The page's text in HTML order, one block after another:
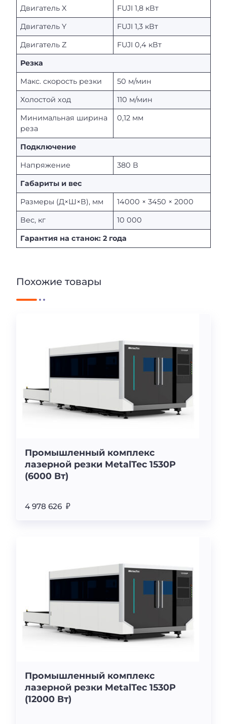
Двигатель X
FUJI 1,8 кВт
Двигатель Y
FUJI 1,3 кВт
Двигатель Z
FUJI 0,4 кВт
Резка
Макс. скорость резки
50 м/мин
Холостой ход
110 м/мин
Минимальная ширина
реза
0,12 мм
Подключение
Напряжение
380 В
Габариты и вес
Размеры (Д×Ш×В), мм
14000 × 3450 × 2000
Вес, кг
10 000
Гарантия на станок: 2 года
Похожие товары
Промышленный комплекс
лазерной резки MetalTec 1530P
(6000 Вт)
4 978 626 ₽
Промышленный комплекс
лазерной резки MetalTec 1530P
(12000 Вт)